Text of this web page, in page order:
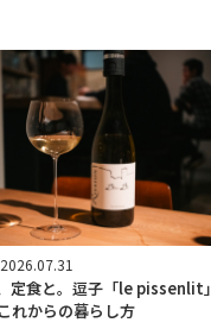
2026.07.31
定食と。逗子「le pissenlit」
れからの暮らし方